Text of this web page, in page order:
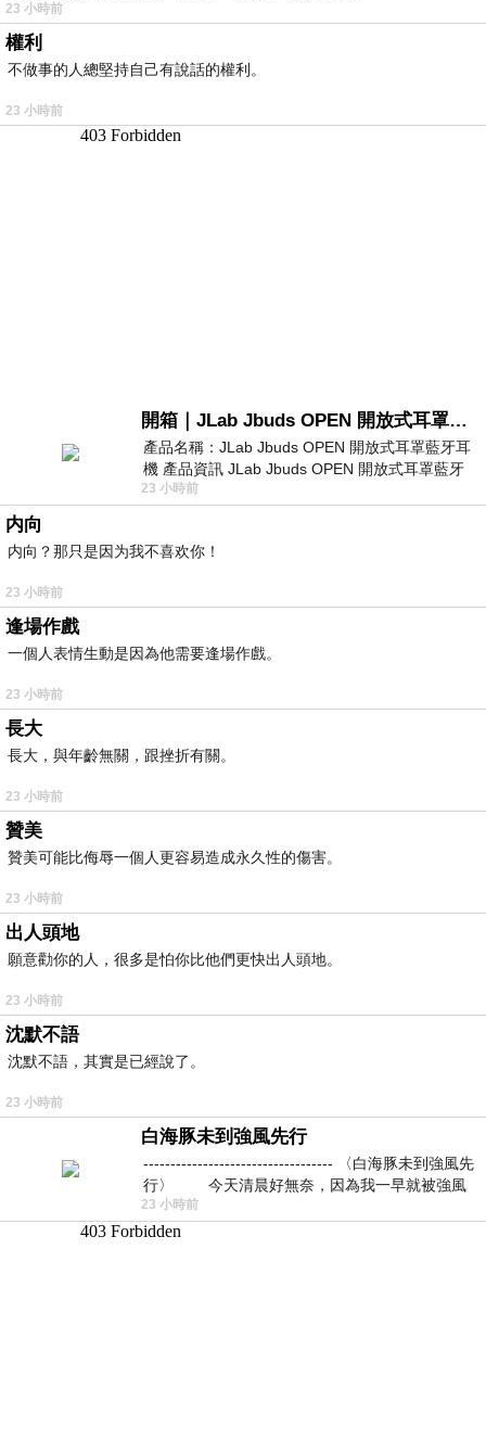
23 小時前
權利
不做事的人總堅持自己有說話的權利。
23 小時前
開箱｜JLab Jbuds OPEN 開放式耳罩藍牙耳機 - 設計美學，輕巧、透氣、環境音全物理達成！
產品名稱：JLab Jbuds OPEN 開放式耳罩藍牙耳
機 產品資訊 JLab Jbuds OPEN 開放式耳罩藍牙
耳機評語：非常有特色，值得喜愛美型工
23 小時前
内向
内向？那只是因为我不喜欢你！
23 小時前
逢場作戲
一個人表情生動是因為他需要逢場作戲。
23 小時前
長大
長大，與年齡無關，跟挫折有關。
23 小時前
贊美
贊美可能比侮辱一個人更容易造成永久性的傷害。
23 小時前
出人頭地
願意勸你的人，很多是怕你比他們更快出人頭地。
23 小時前
沈默不語
沈默不語，其實是已經說了。
23 小時前
白海豚未到強風先行
----------------------------------- 〈白海豚未到強風先
行〉 今天清晨好無奈，因為我一早就被強風
23 小時前